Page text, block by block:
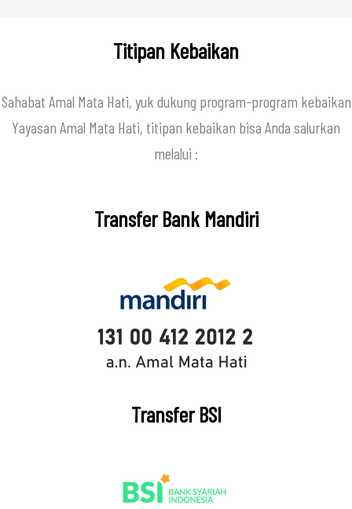
Titipan Kebaikan
Sahabat Amal Mata Hati, yuk dukung program-program kebaikan
Yayasan Amal Mata Hati, titipan kebaikan bisa Anda salurkan
melalui :
Transfer Bank Mandiri
Transfer BSI